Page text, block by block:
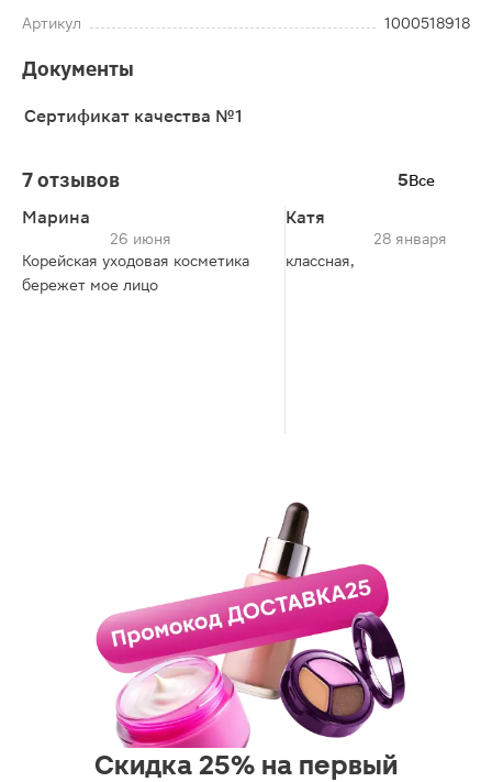
Артикул
1000518918
Документы
Сертификат качества №1
7 отзывов 5Все
Марина
26 июня
Корейская уходовая косметика
бережет мое лицо
Катя
28 января
классная,
Скидка 25% на первый